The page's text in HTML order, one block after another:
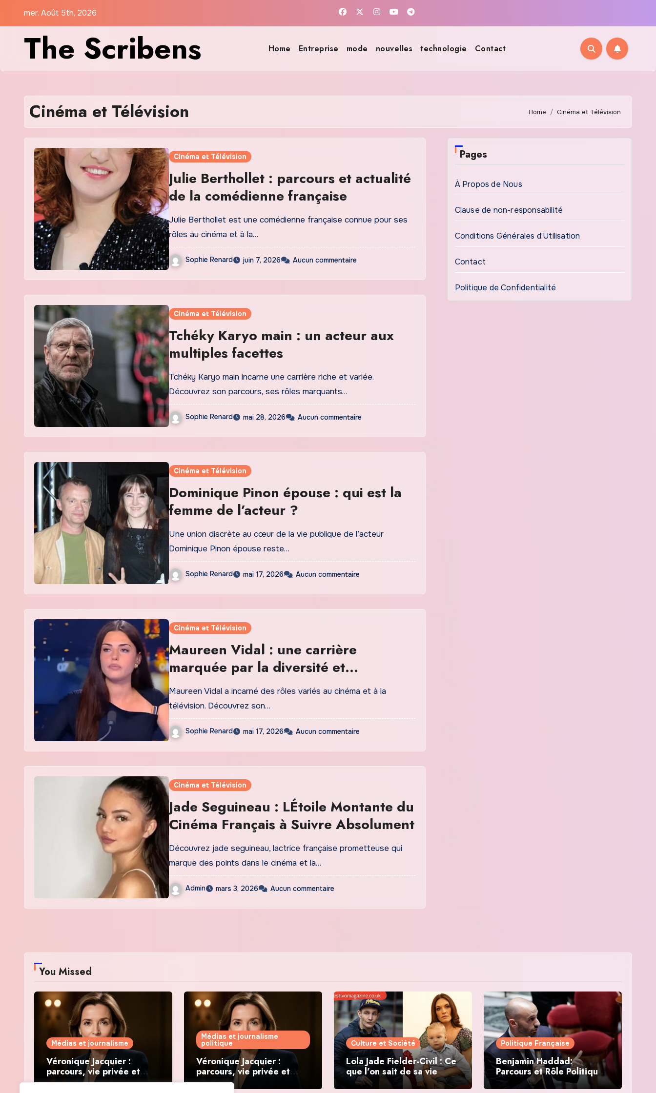
mer. Août 5th, 2026
The Scribens Home Entreprise mode nouvelles technologie Contact
Cinéma et Télévision Home Cinéma et Télévision
Cinéma et Télévision
Julie Berthollet : parcours et actualité
de la comédienne française
Julie Berthollet est une comédienne française connue pour ses
rôles au cinéma et à la…
Sophie Renard juin 7, 2026 Aucun commentaire
Cinéma et Télévision
Tchéky Karyo main : un acteur aux
multiples facettes
Tchéky Karyo main incarne une carrière riche et variée.
Découvrez son parcours, ses rôles marquants…
Sophie Renard mai 28, 2026 Aucun commentaire
Cinéma et Télévision
Dominique Pinon épouse : qui est la
femme de l’acteur ?
Une union discrète au cœur de la vie publique de l’acteur
Dominique Pinon épouse reste…
Sophie Renard mai 17, 2026 Aucun commentaire
Cinéma et Télévision
Maureen Vidal : une carrière
marquée par la diversité et
l’engagement
Maureen Vidal a incarné des rôles variés au cinéma et à la
télévision. Découvrez son…
Sophie Renard mai 17, 2026 Aucun commentaire
Cinéma et Télévision
Jade Seguineau : LÉtoile Montante du
Cinéma Français à Suivre Absolument
Découvrez jade seguineau, lactrice française prometteuse qui
marque des points dans le cinéma et la…
Admin mars 3, 2026 Aucun commentaire
Pages
À Propos de Nous
Clause de non-responsabilité
Conditions Générales d’Utilisation
Contact
Politique de Confidentialité
You Missed
Médias et journalisme
Véronique Jacquier :
parcours, vie privée et
révélations politiques
Médias et journalisme
politique
Véronique Jacquier :
parcours, vie privée et
révélations politiques
Culture et Société
Lola Jade Fielder-Civil : Ce
que l’on sait de sa vie
Politique Française
Benjamin Haddad:
Parcours et Rôle Politique
en France